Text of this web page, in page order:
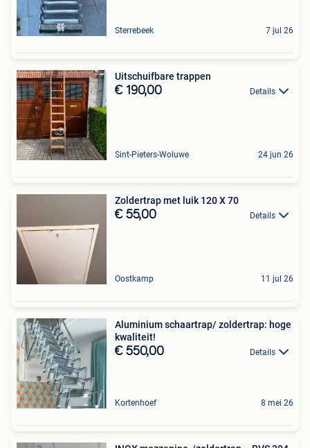
Sterrebeek 7 jul 26
Uitschuifbare trappen
€ 190,00 Details
Sint-Pieters-Woluwe 24 jun 26
Zoldertrap met luik 120 X 70
€ 55,00 Details
Oostkamp 11 jul 26
Aluminium schaartrap/ zoldertrap: hoge
kwaliteit!
€ 550,00 Details
Kortenhoef 8 mei 26